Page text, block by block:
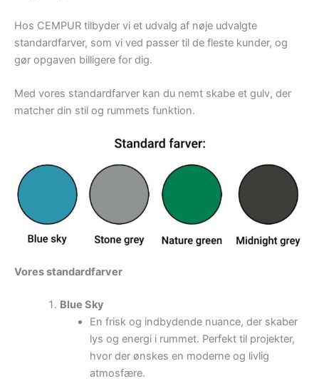
Hos CEMPUR tilbyder vi et udvalg af nøje udvalgte
standardfarver, som vi ved passer til de fleste kunder, og
gør opgaven billigere for dig.
Med vores standardfarver kan du nemt skabe et gulv, der
matcher din stil og rummets funktion.
Vores standardfarver
Blue Sky
En frisk og indbydende nuance, der skaber
lys og energi i rummet. Perfekt til projekter,
hvor der ønskes en moderne og livlig
atmosfære.